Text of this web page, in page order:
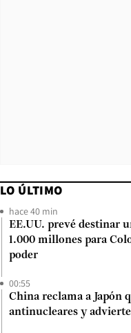
LO ÚLTIMO
hace 40 min
EE.UU. prevé destinar
1.000 millones para
poder
00:55
China reclama a Japón
antinucleares y